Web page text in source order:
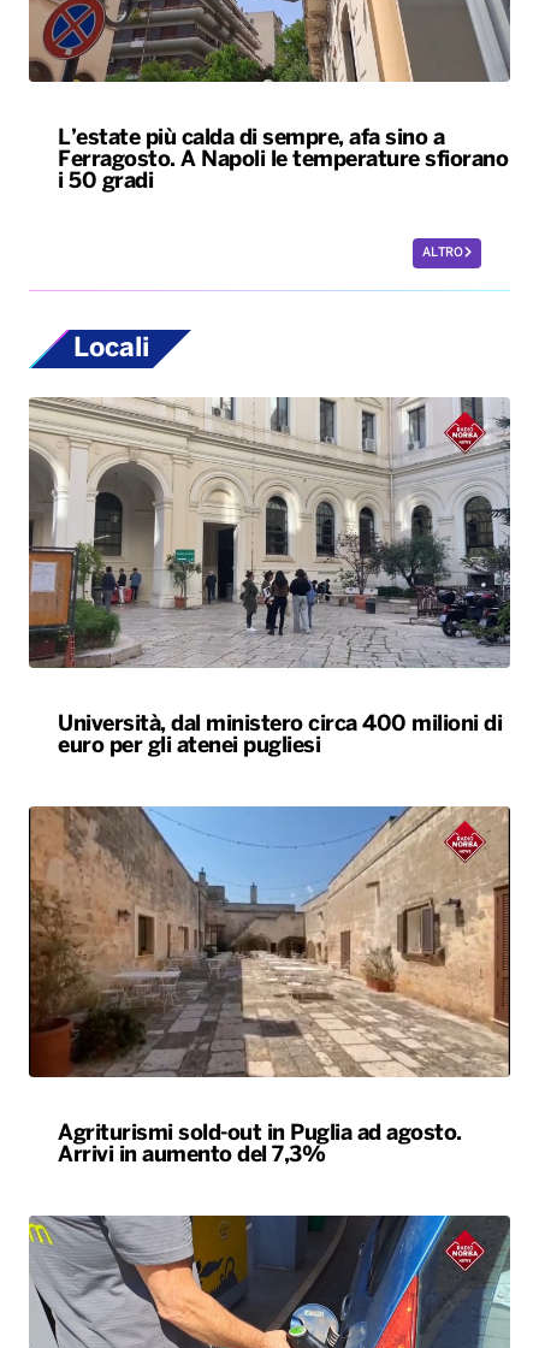
L’estate più calda di sempre, afa sino a
Ferragosto. A Napoli le temperature sfiorano
i 50 gradi
ALTRO
Locali
Università, dal ministero circa 400 milioni di
euro per gli atenei pugliesi
Agriturismi sold-out in Puglia ad agosto.
Arrivi in aumento del 7,3%